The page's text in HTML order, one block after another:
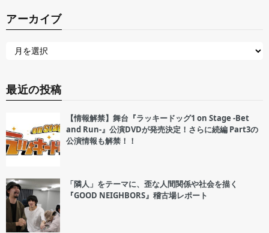
アーカイブ
最近の投稿
【情報解禁】舞台『ラッキードッグ1 on Stage -Bet
and Run-』公演DVDが発売決定！さらに続編 Part3の
公演情報も解禁！！
「隣人」をテーマに、歪な人間関係や社会を描く
『GOOD NEIGHBORS』稽古場レポート